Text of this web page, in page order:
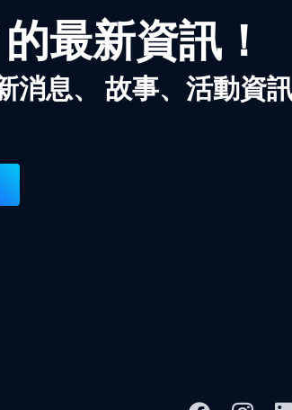
最新資訊！
消息、 故事、活動資